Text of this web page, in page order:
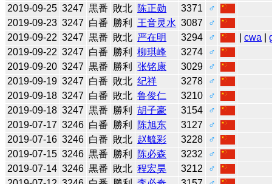
2019-09-25 3247 黒番 敗北 陈正勋 3371
♂
2019-09-23 3247 白番 勝利 王音灵水 3087
♂
2019-09-22 3247 黒番 敗北 严在明 3294 ♂ |cwa |
2019-09-22 3247 白番 勝利 柳琪峰 3274
♂
2019-09-20 3247 黒番 勝利 张铭康 3029
♂
2019-09-19 3247 白番 敗北 纪祥 3278
♂
2019-09-18 3247 白番 敗北 鲁俊仁 3210
♂
2019-09-18 3247 黒番 勝利 胡子豪 3154
♂
2019-07-17 3246 白番 勝利 陈旭东 3127
♂
2019-07-16 3246 白番 敗北 赵毓彩 3228
♂
2019-07-15 3246 黒番 勝利 陈必森 3232
♂
2019-07-14 3246 黒番 敗北 程宏昊 3212
♂